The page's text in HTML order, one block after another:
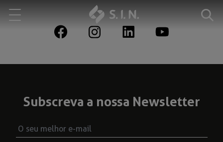
Subscreva a nossa Newsletter